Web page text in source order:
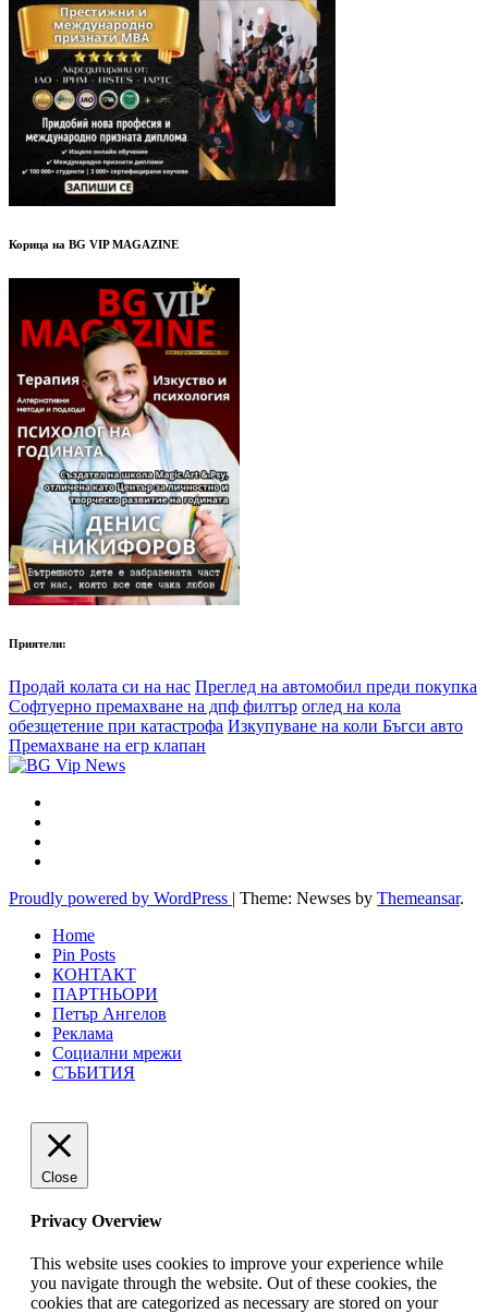
Корица на BG VIP MAGAZINE
Приятели:
Продай колата си на нас Преглед на автомобил преди покупка
Софтуерно премахване на дпф филтър оглед на кола
обезщетение при катастрофа Изкупуване на коли Бъгси авто
Премахване на егр клапан
Proudly powered by WordPress | Theme: Newses by Themeansar.
Home
Pin Posts
КОНТАКТ
ПАРТНЬОРИ
Петър Ангелов
Реклама
Социални мрежи
СЪБИТИЯ
Close
Privacy Overview
This website uses cookies to improve your experience while
you navigate through the website. Out of these cookies, the
cookies that are categorized as necessary are stored on your